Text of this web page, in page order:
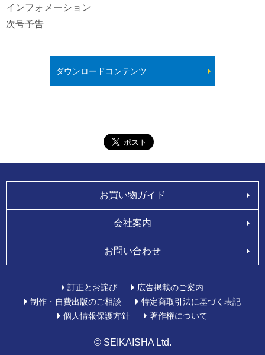
インフォメーション
次号予告
ダウンロードコンテンツ
お買い物ガイド
会社案内
お問い合わせ
訂正とお詫び
広告掲載のご案内
制作・自費出版のご相談
特定商取引法に基づく表記
個人情報保護方針
著作権について
© SEIKAISHA Ltd.